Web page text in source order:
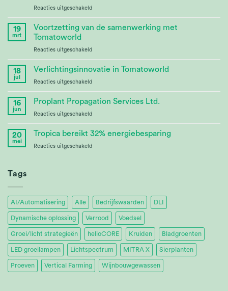
Reacties uitgeschakeld
Research
19
mrt
Voortzetting van de samenwerking met
Tomatoworld
Reacties uitgeschakeld
Partnership
18
jul
Verlichtingsinnovatie in Tomatoworld
Reacties uitgeschakeld
Innovation
16
jun
Proplant Propagation Services Ltd.
Reacties uitgeschakeld
Propagation
20
mei
Tropica bereikt 32% energiebesparing
Reacties uitgeschakeld
Tags
AI/Automatisering Alle Bedrijfswaarden DLI
Dynamische oplossing Verrood Voedsel
Groei/licht strategieën helioCORE Kruiden Bladgroenten
LED groeilampen Lichtspectrum MITRA X Sierplanten
Proeven Vertical Farming Wijnbouwgewassen